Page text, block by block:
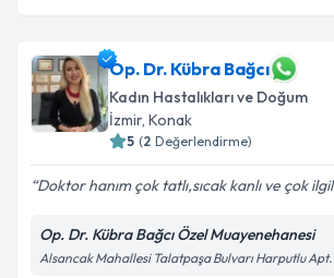
Op. Dr. Kübra Bağcı
Kadın Hastalıkları ve Doğum
İzmir, Konak
5 (2 Değerlendirme)
Doktor hanım çok tatlı,sıcak kanlı ve çok
Op. Dr. Kübra Bağcı Özel Muayenehanesi
Alsancak Mahallesi Talatpaşa Bulvarı Harputlu